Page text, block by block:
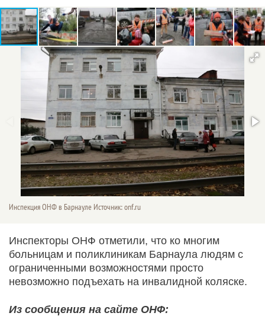
Инспекция ОНФ в Барнауле Источник: onf.ru
Инспекторы ОНФ отметили, что ко многим
больницам и поликлиникам Барнаула людям с
ограниченными возможностями просто
невозможно подъехать на инвалидной коляске.
Из сообщения на сайте ОНФ: